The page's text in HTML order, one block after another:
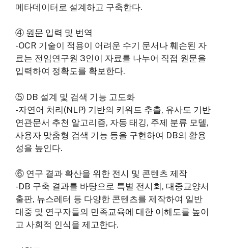
메타데이터로 설계하고 구축한다.
④ 원문 입력 및 번역
-OCR 기술이 적용이 어려운 수기 문서나 훼손된 자
료는 전임연구원 3인이 자료를 나누어 직접 원문을
입력하여 정확도를 확보한다.
⑤ DB 설계 및 검색 기능 고도화
-자연어 처리(NLP) 기반의 키워드 추출, 유사도 기반
연관문서 추천 알고리즘, 자동 태깅, 주제 분류 모델,
사용자 맞춤형 검색 기능 등을 구현하여 DB의 활용
성을 높인다.
⑥ 연구 결과 확산을 위한 전시 및 콘텐츠 제작
-DB 구축 결과를 바탕으로 특별 전시회, 대중교양서
출판, 뉴스레터 등 다양한 콘텐츠를 제작하여 일반
대중 및 연구자들의 민족교육에 대한 이해도를 높이
고 사회적 인식을 제고한다.